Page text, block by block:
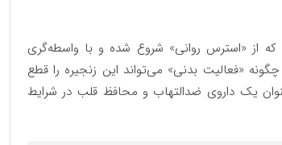
از «استرس روانی» شروع شده و با واسطه‌گری
«فعالیت بدنی» می‌تواند این زنجیره را قطع
یک داروی ضدالتهاب و محافظ قلب در شرایط